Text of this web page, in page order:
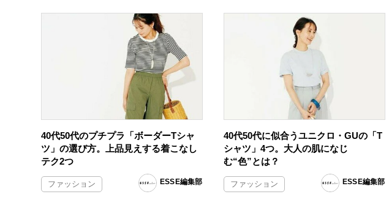
40代50代のプチプラ「ボーダーTシャ
ツ」の選び方。上品見えする着こなし
テク2つ
ファッション ESSE編集部
40代50代に似合うユニクロ・GUの「T
シャツ」4つ。大人の肌になじ
む“色”とは？
ファッション ESSE編集部